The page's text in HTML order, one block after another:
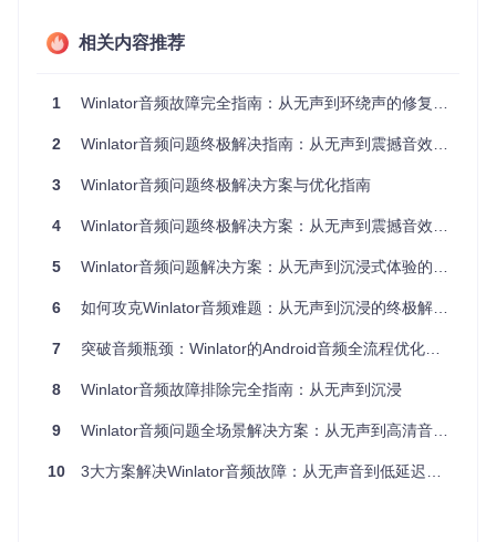
日志分析关键指标
用）获取音频相关日志，重点关注以下标记：
ALSA server failed to start ：ALSA服务启动失败，
PulseAudio connection timeout：脉冲音频连接超
Shared memory allocation failed：共享内存分配失
败，常见于Android 11+设备，需在
Container.java 中调整内
存分配策略
硬件兼容性检测
重点关注"Supported sample rates"和"Channels"参数，确保
率，立体声输出）。
相关内容推荐
1 Winlator音频故障完全指南：从无声到环绕声的修复方案
2 Winlator音频问题终极解决指南：从无声到震撼音效的全场景适配方案
3 Winlator音频问题终极解决方案与优化指南
4 Winlator音频问题终极解决方案：从无声到震撼音效的全方位优化指南
5 Winlator音频问题解决方案：从无声到沉浸式体验的进阶指南
6 如何攻克Winlator音频难题：从无声到沉浸的终极解决方案
7 突破音频瓶颈：Winlator的Android音频全流程优化指南
8 Winlator音频故障排除完全指南：从无声到沉浸
9 Winlator音频问题全场景解决方案：从无声到高清音质的进阶指南
10 3大方案解决Winlator音频故障：从无声音到低延迟的完美优化